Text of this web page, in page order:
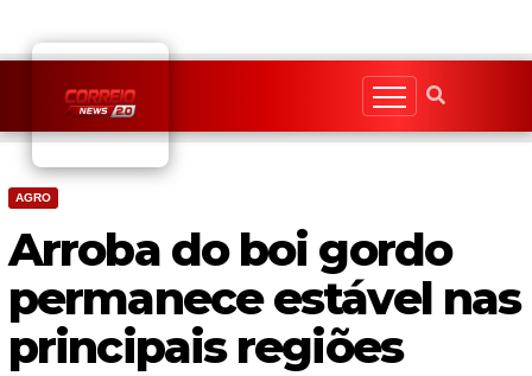
content
AGRO
Arroba do boi gordo
permanece estável nas
principais regiões